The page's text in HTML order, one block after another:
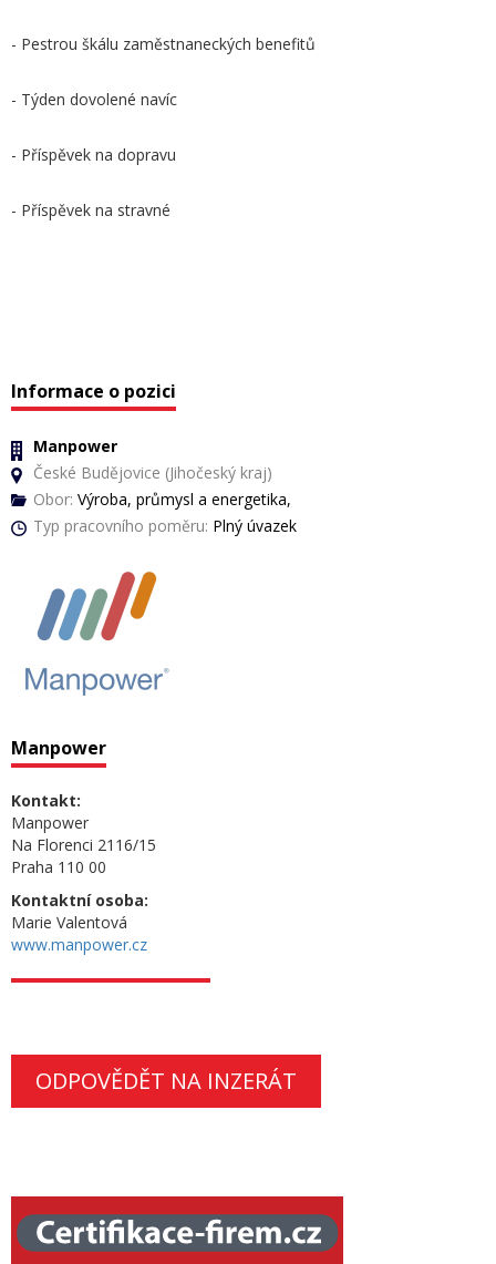
- Pestrou škálu zaměstnaneckých benefitů
- Týden dovolené navíc
- Příspěvek na dopravu
- Příspěvek na stravné
Informace o pozici
Manpower
České Budějovice (Jihočeský kraj)
Obor: Výroba, průmysl a energetika,
Typ pracovního poměru: Plný úvazek
Manpower
Kontakt:
Manpower
Na Florenci 2116/15
Praha 110 00
Kontaktní osoba:
Marie Valentová
www.manpower.cz
ODPOVĚDĚT NA INZERÁT